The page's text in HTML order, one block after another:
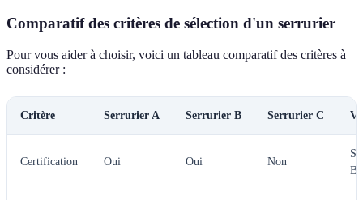
Comparatif des critères de sélection d'un serrurier
Pour vous aider à choisir, voici un tableau comparatif des critères à
considérer :
Critère Serrurier A Serrurier B Serrurier C
Certification Oui Oui Non
B